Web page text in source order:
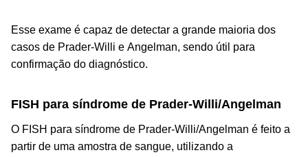
Esse exame é capaz de detectar a grande maioria dos
casos de Prader-Willi e Angelman, sendo útil para
confirmação do diagnóstico.
FISH para síndrome de Prader-Willi/Angelman
O FISH para síndrome de Prader-Willi/Angelman é feito a
partir de uma amostra de sangue, utilizando a